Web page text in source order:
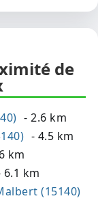
de
- 2.6 km
- 4.5 km
km
6.1 km
(15140)